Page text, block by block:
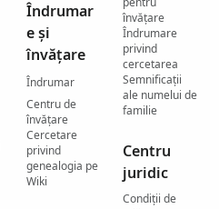
Îndrumar
e și
învățare
Îndrumar
Centru de
învățare
Cercetare
privind
genealogia pe
Wiki
învățare
Îndrumare
privind
cercetarea
Semnificații
ale numelui de
familie
Centru
juridic
Condiții de